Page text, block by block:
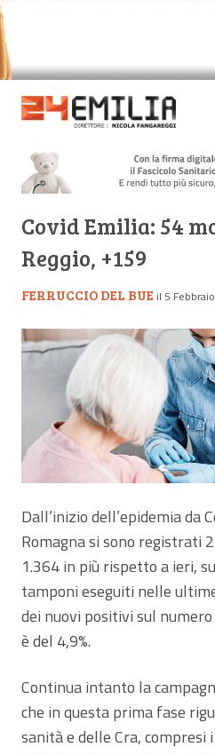
Covid Emilia: 54
Reggio, +159
FERRUCCIO DEL BUE il 5
Dall’inizio dell’epidemia da
Romagna si sono registrati
1.364 in più rispetto a ieri,
tamponi eseguiti nelle
dei nuovi positivi sul
è del 4,9%.
Continua intanto la
che in questa prima fase
sanità e delle Cra, compresi